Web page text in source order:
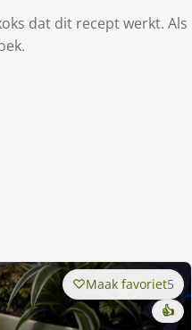
dat dit recept werkt. Als
Maak favoriet5
👍